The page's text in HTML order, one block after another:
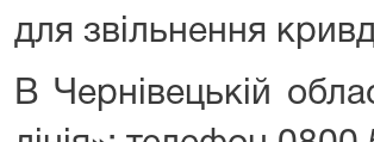
для звільнення
В Чернівецькій